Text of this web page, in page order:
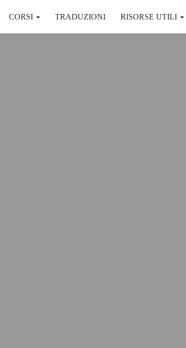
CORSI TRADUZIONI RISORSE UTILI